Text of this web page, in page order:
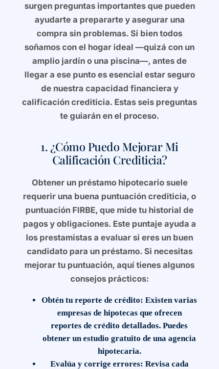
surgen preguntas importantes que pueden
ayudarte a prepararte y asegurar una
compra sin problemas. Si bien todos
soñamos con el hogar ideal —quizá con un
amplio jardín o una piscina—, antes de
llegar a ese punto es esencial estar seguro
de nuestra capacidad financiera y
calificación crediticia. Estas seis preguntas
te guiarán en el proceso.
1. ¿Cómo Puedo Mejorar Mi
Calificación Crediticia?
Obtener un préstamo hipotecario suele
requerir una buena puntuación crediticia, o
puntuación FIRBE, que mide tu historial de
pagos y obligaciones. Este puntaje ayuda a
los prestamistas a evaluar si eres un buen
candidato para un préstamo. Si necesitas
mejorar tu puntuación, aquí tienes algunos
consejos prácticos:
Obtén tu reporte de crédito: Existen varias
empresas de hipotecas que ofrecen
reportes de crédito detallados. Puedes
obtener un estudio gratuito de una agencia
hipotecaria.
Evalúa y corrige errores: Revisa cada